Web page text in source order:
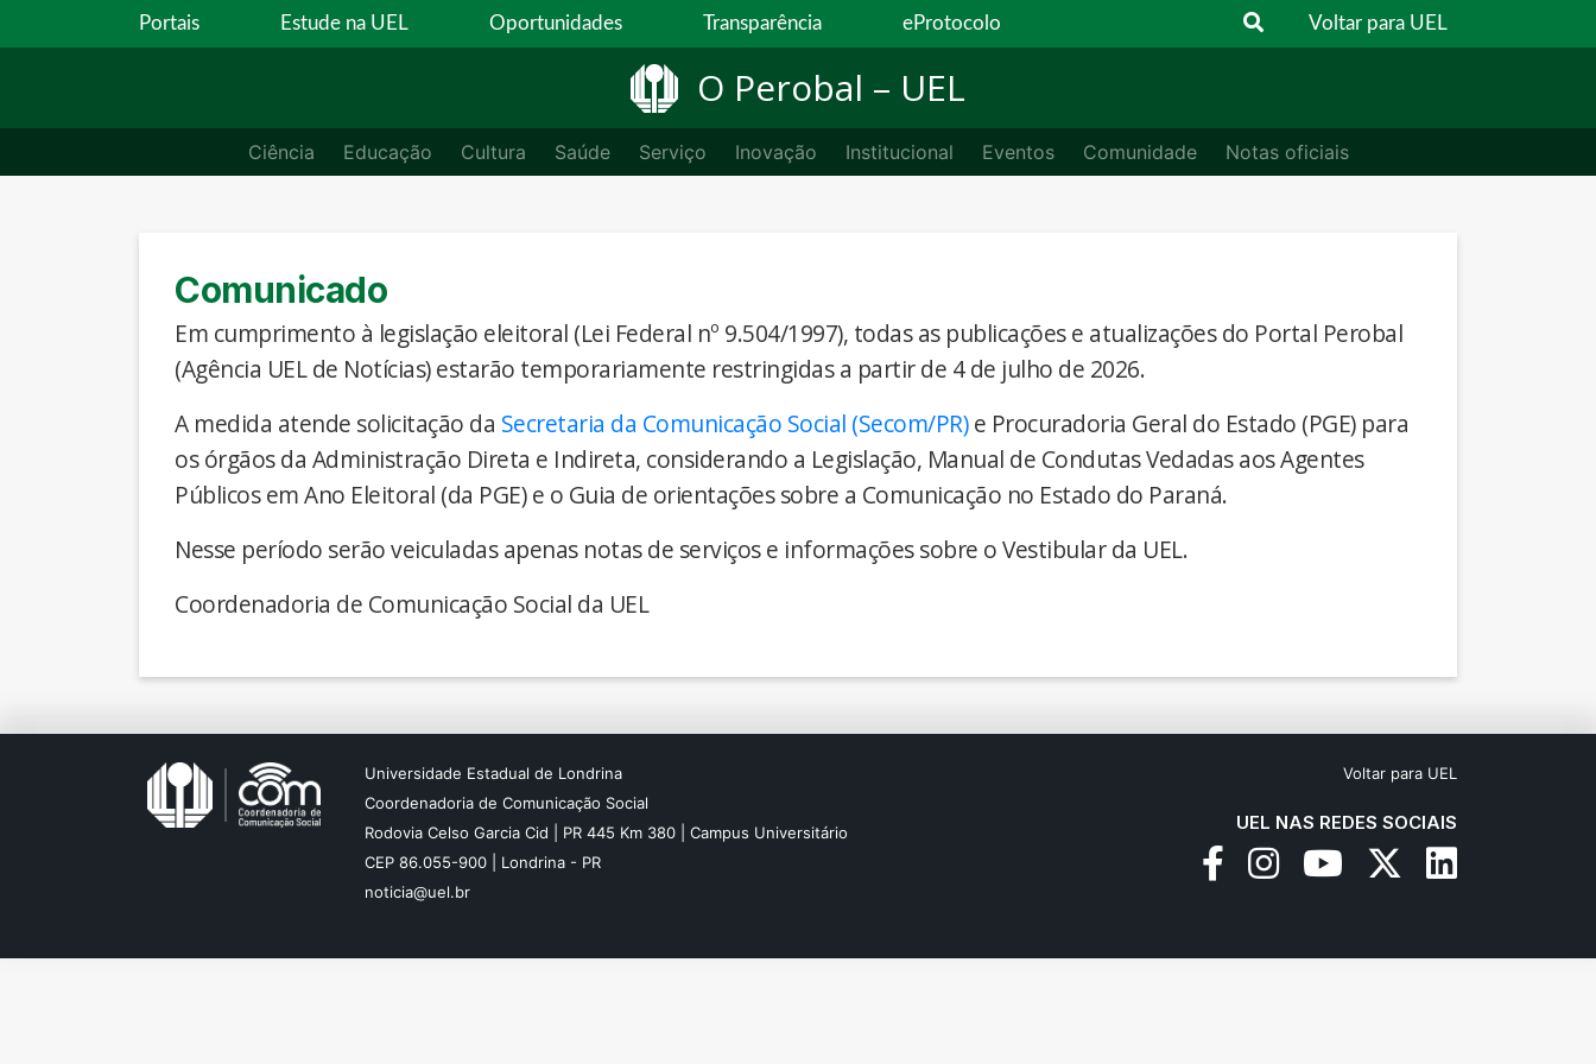
Portais Estude na UEL Oportunidades Transparência eProtocolo Voltar para UEL
O Perobal – UEL
Ciência Educação Cultura Saúde Serviço Inovação Institucional Eventos Comunidade Notas oficiais
Comunicado
Em cumprimento à legislação eleitoral (Lei Federal nº 9.504/1997), todas as publicações e atualizações do Portal Perobal
(Agência UEL de Notícias) estarão temporariamente restringidas a partir de 4 de julho de 2026.
A medida atende solicitação da Secretaria da Comunicação Social (Secom/PR)e Procuradoria Geral do Estado (PGE) para
os órgãos da Administração Direta e Indireta, considerando a Legislação, Manual de Condutas Vedadas aos Agentes
Públicos em Ano Eleitoral (da PGE) e o Guia de orientações sobre a Comunicação no Estado do Paraná.
Nesse período serão veiculadas apenas notas de serviços e informações sobre o Vestibular da UEL.
Coordenadoria de Comunicação Social da UEL
Universidade Estadual de Londrina
Coordenadoria de Comunicação Social
Rodovia Celso Garcia Cid | PR 445 Km 380 | Campus Universitário
CEP 86.055-900 | Londrina - PR
noticia@uel.br
Voltar para UEL
UEL NAS REDES SOCIAIS